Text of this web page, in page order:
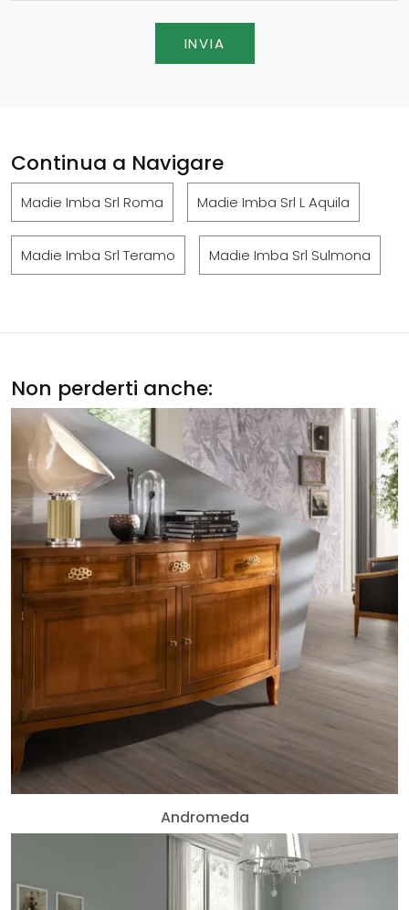
INVIA
Continua a Navigare
Madie Imba Srl Roma Madie Imba Srl L Aquila
Madie Imba Srl Teramo Madie Imba Srl Sulmona
Non perderti anche:
Andromeda